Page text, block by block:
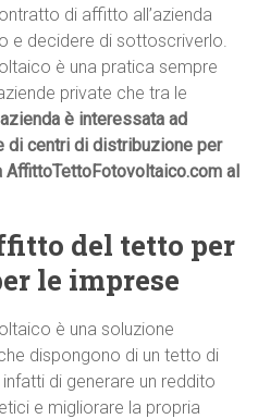
di affitto all’azienda
e decidere di sottoscriverlo.
è una pratica sempre
private che tra le
è interessata ad
di centri di distribuzione per
al
del tetto per
le imprese
è una soluzione
dispongono di un tetto di
di generare un reddito
e migliorare la propria